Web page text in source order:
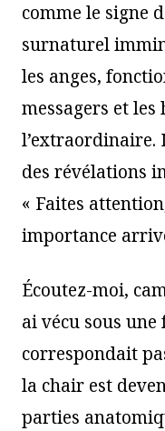
comme le signe
surnaturel
les anges,
messagers et les
l’extraordinaire.
des révélations
« Faites
importance
Écoutez-moi,
ai vécu sous
correspondait
la chair est
parties